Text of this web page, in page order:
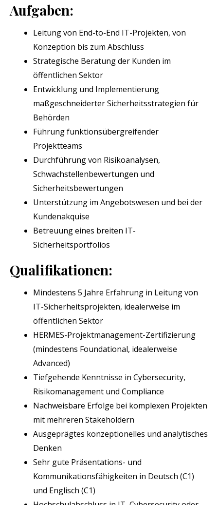
Aufgaben:
Leitung von End-to-End IT-Projekten, von
Konzeption bis zum Abschluss
Strategische Beratung der Kunden im
öffentlichen Sektor
Entwicklung und Implementierung
maßgeschneiderter Sicherheitsstrategien für
Behörden
Führung funktionsübergreifender
Projektteams
Durchführung von Risikoanalysen,
Schwachstellenbewertungen und
Sicherheitsbewertungen
Unterstützung im Angebotswesen und bei der
Kundenakquise
Betreuung eines breiten IT-
Sicherheitsportfolios
Qualifikationen:
Mindestens 5 Jahre Erfahrung in Leitung von
IT-Sicherheitsprojekten, idealerweise im
öffentlichen Sektor
HERMES-Projektmanagement-Zertifizierung
(mindestens Foundational, idealerweise
Advanced)
Tiefgehende Kenntnisse in Cybersecurity,
Risikomanagement und Compliance
Nachweisbare Erfolge bei komplexen Projekten
mit mehreren Stakeholdern
Ausgeprägtes konzeptionelles und analytisches
Denken
Sehr gute Präsentations- und
Kommunikationsfähigkeiten in Deutsch (C1)
und Englisch (C1)